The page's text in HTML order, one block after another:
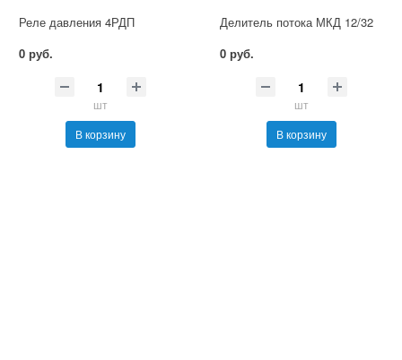
Реле давления 4РДП
0 руб.
шт
В корзину
Делитель потока МКД 12/32
0 руб.
шт
В корзину